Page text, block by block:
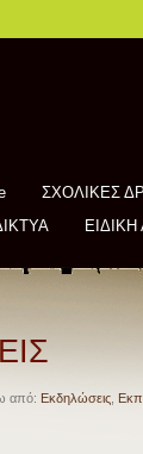
ΣΧΟΛΙΚΕΣ
από: Εκδηλώσεις